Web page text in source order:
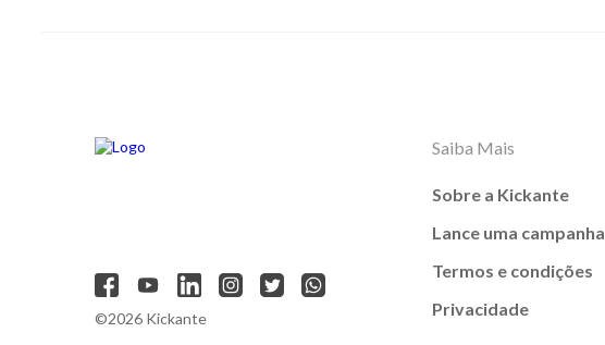
©2026 Kickante
Saiba Mais
Sobre a Kickante
Lance uma campanha
Termos e condições
Privacidade